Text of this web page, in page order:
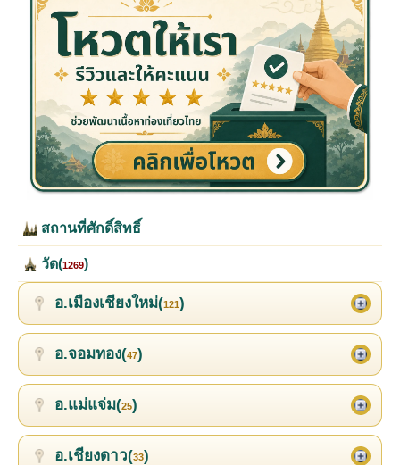
สถานที่ศักดิ์สิทธิ์
วัด(1269)
อ.เมืองเชียงใหม่(121)
อ.จอมทอง(47)
อ.แม่แจ่ม(25)
อ.เชียงดาว(33)